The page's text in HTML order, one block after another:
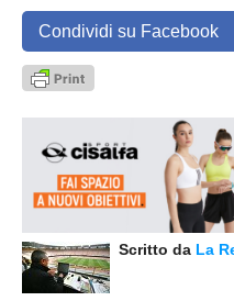
Condividi su Facebook
Scritto da La